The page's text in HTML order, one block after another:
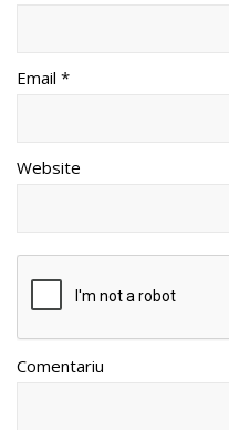
Email *
Website
Comentariu